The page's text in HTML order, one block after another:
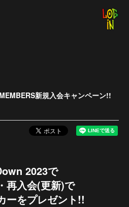
新規入会キャンペーン!!
2023で
再入会(更新)で
ーをプレゼント!!